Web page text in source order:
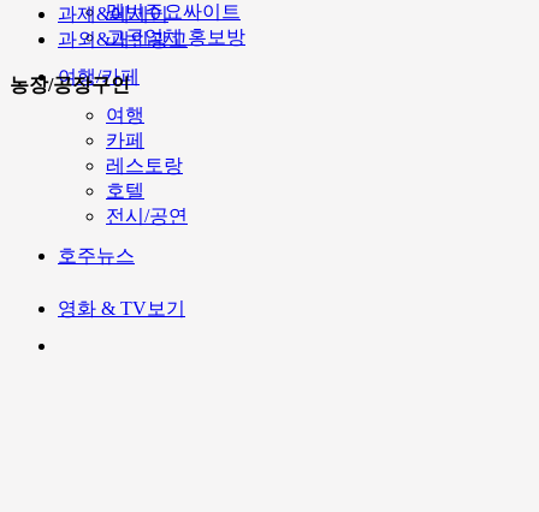
멜번주요싸이트
고국업체 홍보방
여행/카페
여행
카페
레스토랑
호텔
전시/공연
호주뉴스
영화 & TV보기
과제&에세이
과외&개인광고
농장/공장구인